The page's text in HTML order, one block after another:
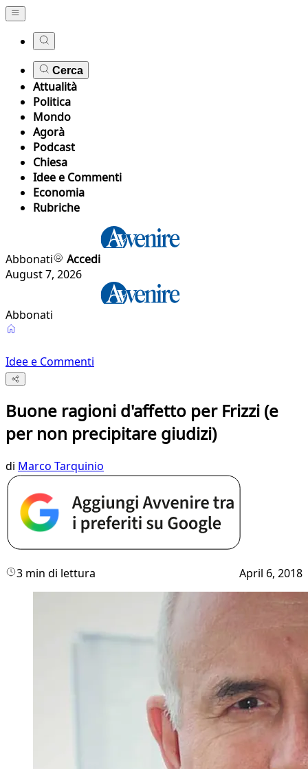
Cerca
Attualità
Politica
Mondo
Agorà
Podcast
Chiesa
Idee e Commenti
Economia
Rubriche
Abbonati
Accedi
August 7, 2026
Abbonati
Idee e Commenti
Buone ragioni d'affetto per Frizzi (e
per non precipitare giudizi)
di Marco Tarquinio
3 min di lettura April 6, 2018